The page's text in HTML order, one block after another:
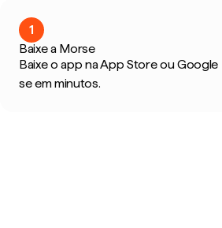
1
Baixe a Morse
Baixe o app na App Store ou Google
se em minutos.